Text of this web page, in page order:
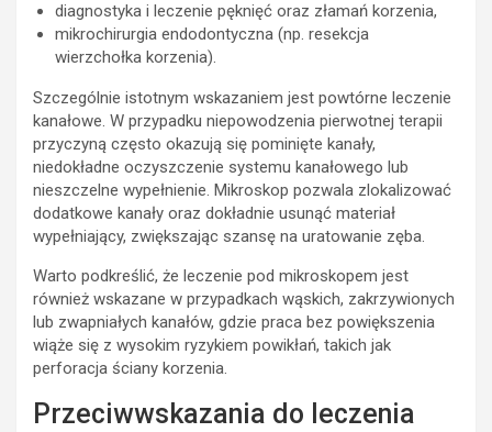
diagnostyka i leczenie pęknięć oraz złamań korzenia,
mikrochirurgia endodontyczna (np. resekcja
wierzchołka korzenia).
Szczególnie istotnym wskazaniem jest powtórne leczenie
kanałowe. W przypadku niepowodzenia pierwotnej terapii
przyczyną często okazują się pominięte kanały,
niedokładne oczyszczenie systemu kanałowego lub
nieszczelne wypełnienie. Mikroskop pozwala zlokalizować
dodatkowe kanały oraz dokładnie usunąć materiał
wypełniający, zwiększając szansę na uratowanie zęba.
Warto podkreślić, że leczenie pod mikroskopem jest
również wskazane w przypadkach wąskich, zakrzywionych
lub zwapniałych kanałów, gdzie praca bez powiększenia
wiąże się z wysokim ryzykiem powikłań, takich jak
perforacja ściany korzenia.
Przeciwwskazania do leczenia